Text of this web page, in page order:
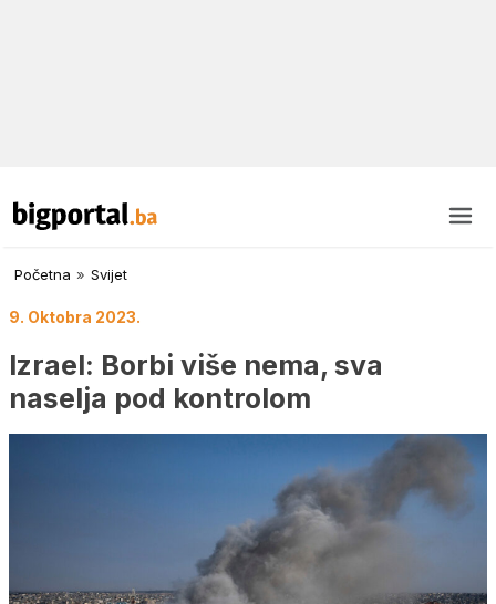
Početna » Svijet
9. Oktobra 2023.
Izrael: Borbi više nema, sva
naselja pod kontrolom